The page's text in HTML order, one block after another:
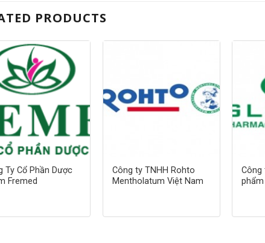
PRODUCTS
Ty Cổ Phần Dược
Fremed
Công ty TNHH Rohto
Mentholatum Việt Nam
Công